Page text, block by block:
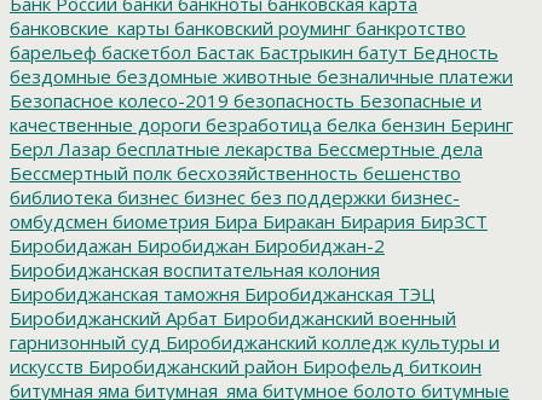
банковские_карты банковский роуминг банкротство
барельеф баскетбол Бастак Бастрыкин батут Бедность
бездомные бездомные животные безналичные платежи
Безопасное колесо-2019 безопасность Безопасные и
качественные дороги безработица белка бензин Беринг
Берл Лазар бесплатные лекарства Бессмертные дела
Бессмертный полк бесхозяйственность бешенство
библиотека бизнес бизнес без поддержки бизнес-
омбудсмен биометрия Бира Биракан Бирария БирЗСТ
Биробидажан Биробиджан Биробиджан-2
Биробиджанская воспитательная колония
Биробиджанская таможня Биробиджанская ТЭЦ
Биробиджанский Арбат Биробиджанский военный
гарнизонный суд Биробиджанский колледж культуры и
искусств Биробиджанский район Бирофельд биткоин
битумная яма битумная_яма битумное болото битумные